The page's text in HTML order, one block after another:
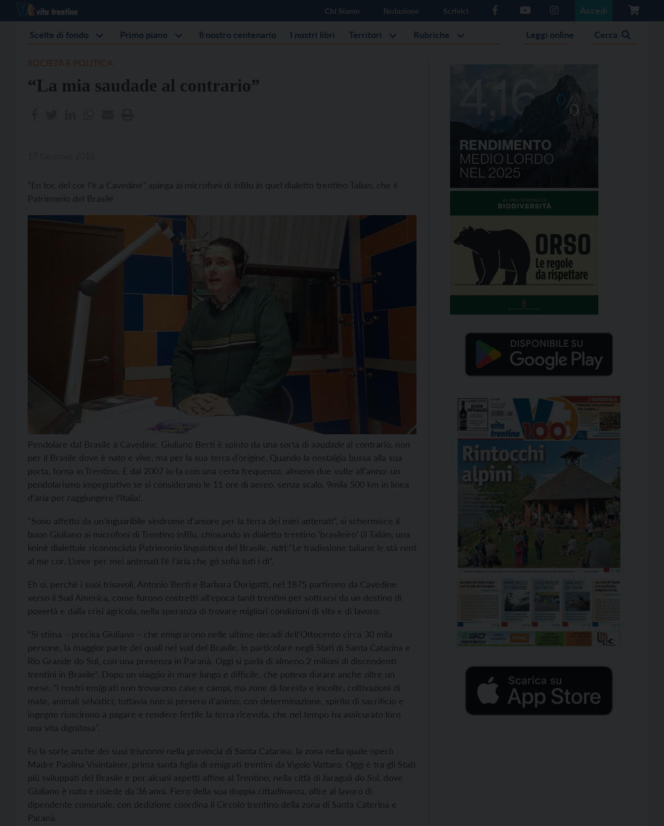
Chi Siamo Redazione Scrivici Accedi
Scelte di fondo Primo piano Il nostro centenario I nostri libri Territori Rubriche Leggi online Cerca
“La mia saudade al contrario”
“En toc del cor l'è a Cavedine” spiega ai microfoni di inBlu in quel dialetto trentino Talian, che è
Patrimonio del Brasile
Pendolare dal Brasile a Cavedine. Giuliano Berti è spinto da una sorta di saudade al contrario, non
per il Brasile dove è nato e vive, ma per la sua terra d’origine. Quando la nostalgia bussa alla sua
porta, torna in Trentino. E dal 2007 lo fa con una certa frequenza, almeno due volte all’anno: un
pendolarismo impegnativo se si considerano le 11 ore di aereo, senza scalo, 9mila 500 km in linea
d’aria per raggiungere l’Italia!.
“Sono affetto da un’inguaribile sindrome d’amore per la terra dei miei antenati”, si schermisce il
buon Giuliano ai microfoni di Trentino inBlu, chiosando in dialetto trentino ‘brasileiro’ (il Taliàn, una
koinè dialettale riconosciuta Patrimonio linguistico del Brasile, ndr):“Le tradissione taliane le stà rent
al me cor. L’onor per mei antenati l’è l’ària che gò sofià tuti i dì”.
Eh sì, perché i suoi trisavoli, Antonio Berti e Barbara Dorigatti, nel 1875 partirono da Cavedine
verso il Sud America, come furono costretti all'epoca tanti trentini per sottrarsi da un destino di
povertà e dalla crisi agricola, nella speranza di trovare migliori condizioni di vita e di lavoro.
“Si stima – precisa Giuliano – che emigrarono nelle ultime decadi dell’Ottocento circa 30 mila
persone, la maggior parte dei quali nel sud del Brasile, in particolare negli Stati di Santa Catarina e
Rio Grande do Sul, con una presenza in Paranà. Oggi si parla di almeno 2 milioni di discendenti
trentini in Brasile”. Dopo un viaggio in mare lungo e difficile, che poteva durare anche oltre un
mese, “i nostri emigrati non trovarono case e campi, ma zone di foresta e incolte, coltivazioni di
mate, animali selvatici; tuttavia non si persero d’animo, con determinazione, spirito di sacrificio e
ingegno riuscirono a pagare e rendere fertile la terra ricevuta, che nel tempo ha assicurato loro
una vita dignitosa”.
Fu la sorte anche dei suoi trisnonni nella provincia di Santa Catarina, la zona nella quale operò
Madre Paolina Visintainer, prima santa figlia di emigrati trentini da Vigolo Vattaro. Oggi è tra gli Stati
più sviluppati del Brasile e per alcuni aspetti affine al Trentino, nella città di Jaraguà do Sul, dove
Giuliano è nato e risiede da 36 anni. Fiero della sua doppia cittadinanza, oltre al lavoro di
dipendente comunale, con dedizione coordina il Circolo trentino della zona di Santa Caterina e
Paranà.